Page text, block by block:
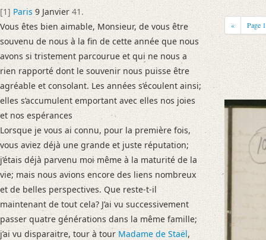
Recipient: August Wilhelm von Schlegel
Place of Dispatch: Paris
Place of Destination: Bonn
Date: 9. Januar [1841]
Notations: Datum (Jahr) sowie Empfangsort erschlossen. – Datierung
Manuscript
Provider: Dresden, Sächsische Landesbibliothek - Staats- und
OAI Id: DE-611-38973
Classification Number: Mscr.Dresd.e.90,XIX,Bd.4(2),Nr.10
Number of Pages: 3 S. auf Doppelbl., hs. m. U.
Format: 20,9 x 13,5 cm
Incipit: „[1] Paris 9 Janvier 41.
Vous êtes bien aimable, Monsieur, de vous être souvenu de nous à la
Language
French
[1] Paris 9 Janvier 41.
Vous êtes bien aimable, Monsieur, de vous être
souvenu de nous à la fin de cette année que nous
avons si tristement parcourue et qui ne nous a
rien rapporté dont le souvenir nous puisse être
agréable et consolant. Les années s’écoulent ainsi;
elles s’accumulent emportant avec elles nos joies
et nos espérances
Lorsque je vous ai connu, pour la première fois,
vous aviez déjà une grande et juste réputation;
j’étais déjà parvenu moi même à la maturité de la
vie; mais nous avions encore des liens nombreux
et de belles perspectives. Que reste-t-il
maintenant de tout cela? J’ai vu successivement
passer quatre générations dans la même famille;
j’ai vu disparaitre, tour à tour Madame de Staël,
« Page 1